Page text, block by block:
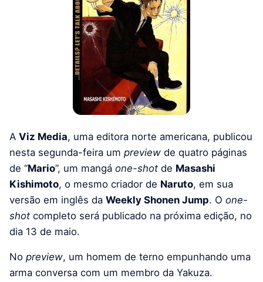
A Viz Media, uma editora norte americana, publicou
nesta segunda-feira um preview de quatro páginas
de “Mario”, um mangá one-shot de Masashi
Kishimoto, o mesmo criador de Naruto, em sua
versão em inglês da Weekly Shonen Jump. O one-
shot completo será publicado na próxima edição, no
dia 13 de maio.
No preview, um homem de terno empunhando uma
arma conversa com um membro da Yakuza.